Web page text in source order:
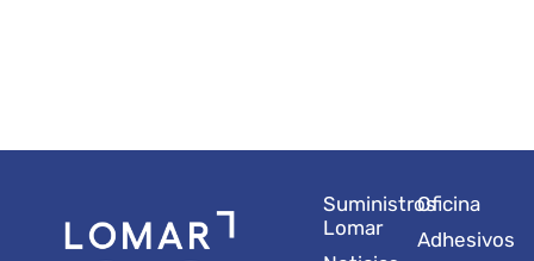
Suministros
Lomar
Oficina
Adhesivos